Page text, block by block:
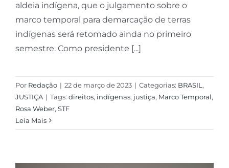
aldeia indígena, que o julgamento sobre o
marco temporal para demarcação de terras
indígenas será retomado ainda no primeiro
semestre. Como presidente [...]
Por Redação | 22 de março de 2023 | Categorias: BRASIL,
JUSTIÇA | Tags: direitos, indígenas, justiça, Marco Temporal,
Rosa Weber, STF
Leia Mais